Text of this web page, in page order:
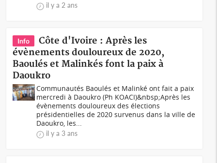
il y a 2 ans
Info
Côte d'Ivoire : Après les
évènements douloureux de 2020,
Baoulés et Malinkés font la paix à
Daoukro
Communautés Baoulés et Malinké ont fait a paix
mercredi à Daoukro (Ph KOACI)&nbsp;Après les
évènements douloureux des élections
présidentielles de 2020 survenus dans la ville de
Daoukro, les...
il y a 3 ans